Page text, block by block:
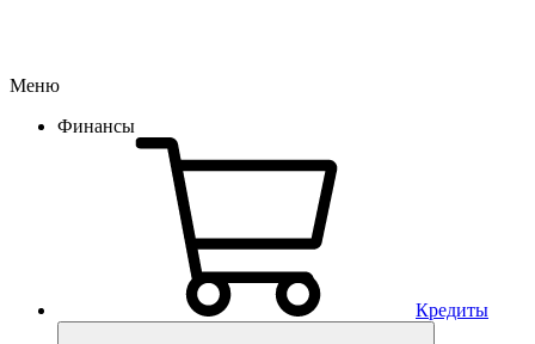
Меню
Финансы
Кредиты